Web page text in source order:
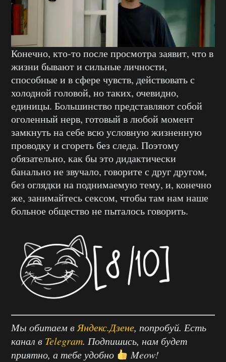
Конечно, кто-то после просмотра заявит, что в
жизни бывают и сильные личности,
способные и в сфере чувств, действовать с
холодной головой, но таких, очевидно,
единицы. Большинство представляют собой
оголенный нерв, готовый в любой момент
замкнуть на себе всю условную жизненную
проводку и сгореть без следа. Поэтому
обязательно, как бы это дидактически
банально не звучало, говорите с друг другом,
без оглядки на поднимаемую тему, и, конечно
же, занимайтесь сексом, чтобы там нам наше
больное общество не пыталось говорить.
Мы обитаем в Яндекс.Дзене, попробуй. Есть
канал в Telegram. Подпишись, нам будет
приятно, а тебе удобно
Meow!